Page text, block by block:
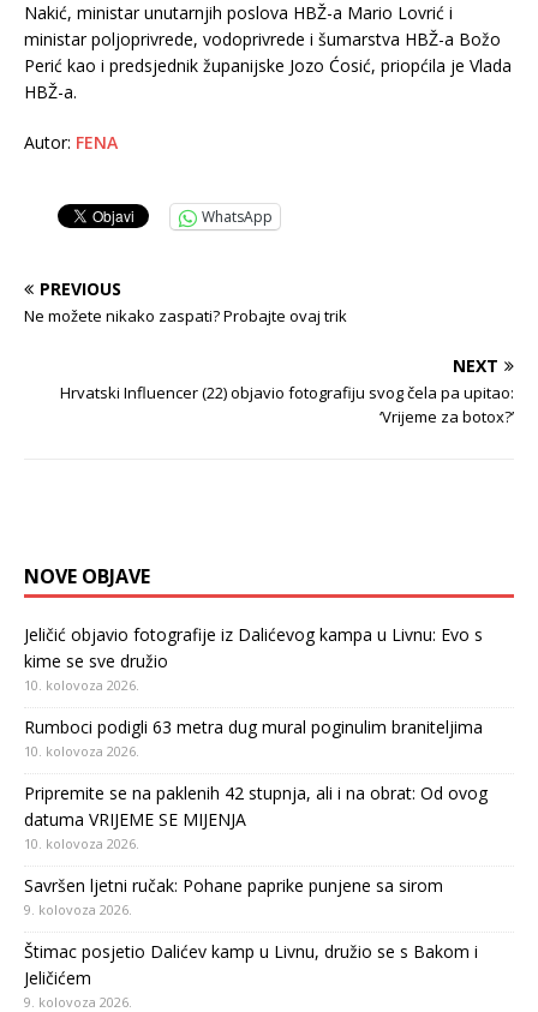
Nakić, ministar unutarnjih poslova HBŽ-a Mario Lovrić i
ministar poljoprivrede, vodoprivrede i šumarstva HBŽ-a Božo
Perić kao i predsjednik županijske Jozo Ćosić, priopćila je Vlada
HBŽ-a.
Autor: FENA
WhatsApp
PREVIOUS
Ne možete nikako zaspati? Probajte ovaj trik
NEXT
Hrvatski Influencer (22) objavio fotografiju svog čela pa upitao:
‘Vrijeme za botox?’
NOVE OBJAVE
Jeličić objavio fotografije iz Dalićevog kampa u Livnu: Evo s
kime se sve družio
10. kolovoza 2026.
Rumboci podigli 63 metra dug mural poginulim braniteljima
10. kolovoza 2026.
Pripremite se na paklenih 42 stupnja, ali i na obrat: Od ovog
datuma VRIJEME SE MIJENJA
10. kolovoza 2026.
Savršen ljetni ručak: Pohane paprike punjene sa sirom
9. kolovoza 2026.
Štimac posjetio Dalićev kamp u Livnu, družio se s Bakom i
Jeličićem
9. kolovoza 2026.